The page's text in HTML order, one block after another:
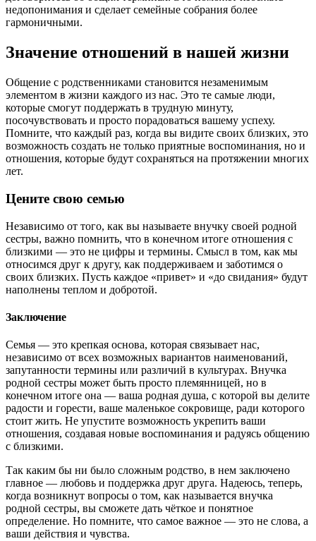
недопонимания и сделает семейные собрания более
гармоничными.
Значение отношений в нашей жизни
Общение с родственниками становится незаменимым
элементом в жизни каждого из нас. Это те самые люди,
которые смогут поддержать в трудную минуту,
посочувствовать и просто порадоваться вашему успеху.
Помните, что каждый раз, когда вы видите своих близких, это
возможность создать не только приятные воспоминания, но и
отношения, которые будут сохраняться на протяжении многих
лет.
Цените свою семью
Независимо от того, как вы называете внучку своей родной
сестры, важно помнить, что в конечном итоге отношения с
близкими — это не цифры и термины. Смысл в том, как мы
относимся друг к другу, как поддерживаем и заботимся о
своих близких. Пусть каждое «привет» и «до свидания» будут
наполнены теплом и добротой.
Заключение
Семья — это крепкая основа, которая связывает нас,
независимо от всех возможных вариантов наименований,
запутанности термины или различий в культурах. Внучка
родной сестры может быть просто племянницей, но в
конечном итоге она — ваша родная душа, с которой вы делите
радости и горести, ваше маленькое сокровище, ради которого
стоит жить. Не упустите возможность укрепить ваши
отношения, создавая новые воспоминания и радуясь общению
с близкими.
Так каким бы ни было сложным родство, в нем заключено
главное — любовь и поддержка друг друга. Надеюсь, теперь,
когда возникнут вопросы о том, как называется внучка
родной сестры, вы сможете дать чёткое и понятное
определение. Но помните, что самое важное — это не слова, а
ваши действия и чувства.